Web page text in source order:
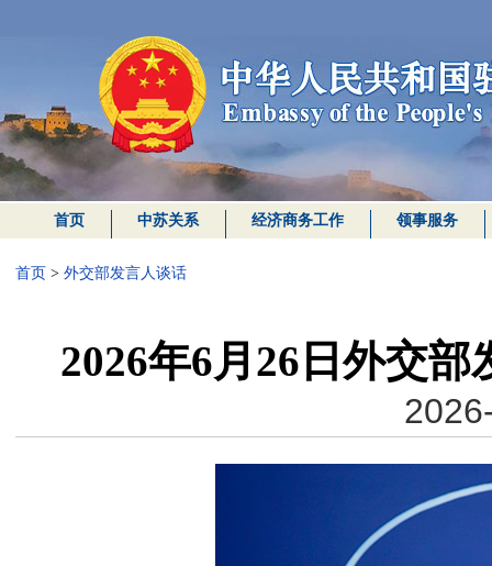
首页 中苏关系 经济商务工作 领事服务
首页 > 外交部发言人谈话
2026年6月26日外交